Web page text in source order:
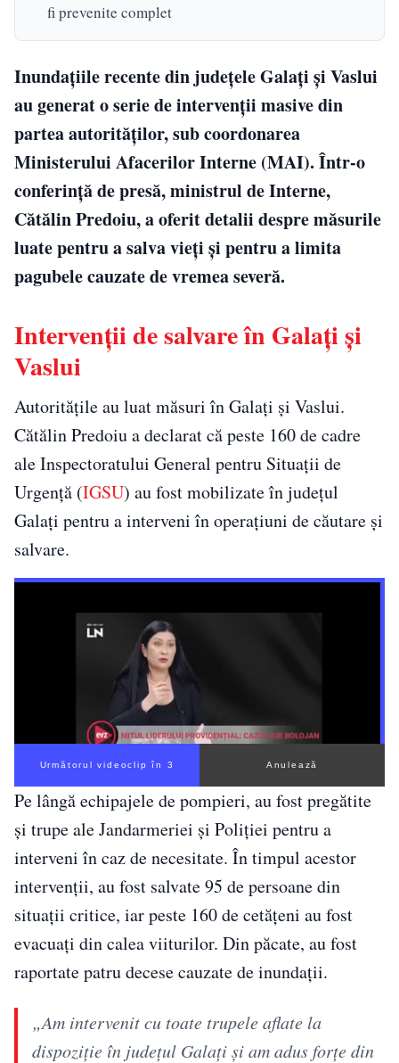
fi prevenite complet
Inundațiile recente din județele Galați și Vaslui
au generat o serie de intervenții masive din
partea autorităților, sub coordonarea
Ministerului Afacerilor Interne (MAI). Într-o
conferință de presă, ministrul de Interne,
Cătălin Predoiu, a oferit detalii despre măsurile
luate pentru a salva vieți și pentru a limita
pagubele cauzate de vremea severă.
Intervenții de salvare în Galați și
Vaslui
Autoritățile au luat măsuri în Galați și Vaslui.
Cătălin Predoiu a declarat că peste 160 de cadre
ale Inspectoratului General pentru Situații de
Urgență (IGSU) au fost mobilizate în județul
Galați pentru a interveni în operațiuni de căutare și
salvare.
Următorul videoclip în 2 Anulează
Pe lângă echipajele de pompieri, au fost pregătite
și trupe ale Jandarmeriei și Poliției pentru a
interveni în caz de necesitate. În timpul acestor
intervenții, au fost salvate 95 de persoane din
situații critice, iar peste 160 de cetățeni au fost
evacuați din calea viiturilor. Din păcate, au fost
raportate patru decese cauzate de inundații.
„Am intervenit cu toate trupele aflate la
dispoziţie în judeţul Galaţi şi am adus forţe din